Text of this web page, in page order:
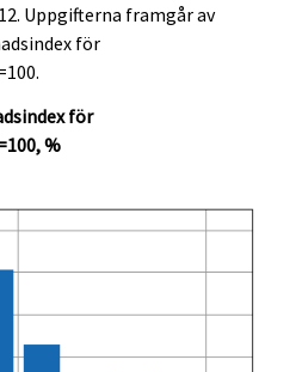
Uppgifterna framgår av
för
för
%